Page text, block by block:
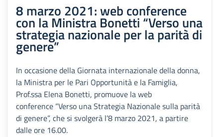
8 marzo 2021: web conference
con la Ministra Bonetti “Verso una
strategia nazionale per la parità di
genere”
In occasione della Giornata internazionale della donna,
la Ministra per le Pari Opportunità e la Famiglia,
Prof.ssa Elena Bonetti, promuove la web
conference “Verso una Strategia Nazionale sulla parità
di genere”, che si svolgerà l’8 marzo 2021, a partire
dalle ore 16.00.